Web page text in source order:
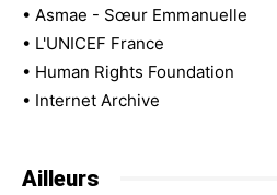
• Asmae - Sœur Emmanuelle
• L'UNICEF France
• Human Rights Foundation
• Internet Archive
Ailleurs